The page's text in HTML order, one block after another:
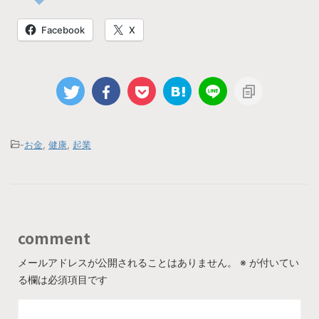
Facebook X
-お金 健康 起業
comment
メールアドレスが公開されることはありません。 ※ が付いてい
る欄は必須項目です